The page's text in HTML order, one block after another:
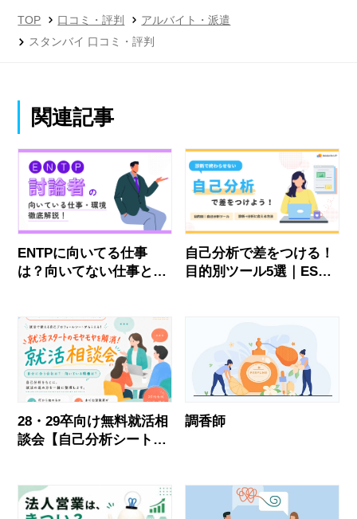
TOP 口コミ・評判
アルバイト・派遣
スタンバイ 口コミ・評判
関連記事
ENTPに向いてる仕事
は？向いてない仕事と就
自己分析で差をつける！
目的別ツール5選｜ES・
28・29卒向け無料就活相
談会【自己分析シート付
調香師